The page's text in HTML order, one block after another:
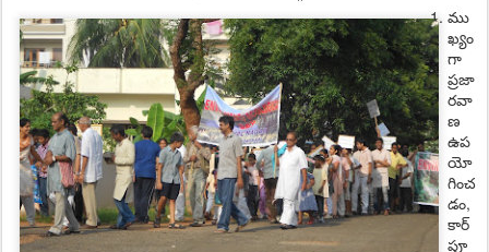
ము
ఖ్యం
గా
ప్రజా
రవా
ణ
ఉప
యో
గించ
డం,
కార్
పూ